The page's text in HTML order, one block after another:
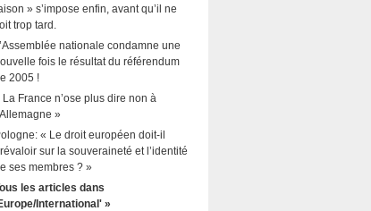
» s’impose enfin, avant qu’il ne
trop tard.
nationale condamne une
fois le résultat du référendum
2005 !
La France n’ose plus dire non à
»
« Le droit européen doit-il
sur la souveraineté et l’identité
ses membres ? »
les articles dans
International' »